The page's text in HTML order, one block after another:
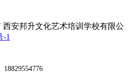
西安邦升文化艺术培训学校有限公
-1
18829554776